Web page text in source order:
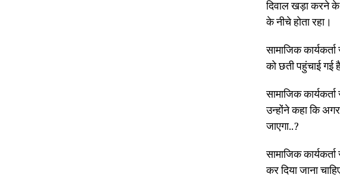
दिवाल खड़ा करने
के नीचे होता रहा।
सामाजिक
को छती पहुंचाई गई
सामाजिक
उन्होंने कहा कि
जाएगा..?
सामाजिक
कर दिया जाना